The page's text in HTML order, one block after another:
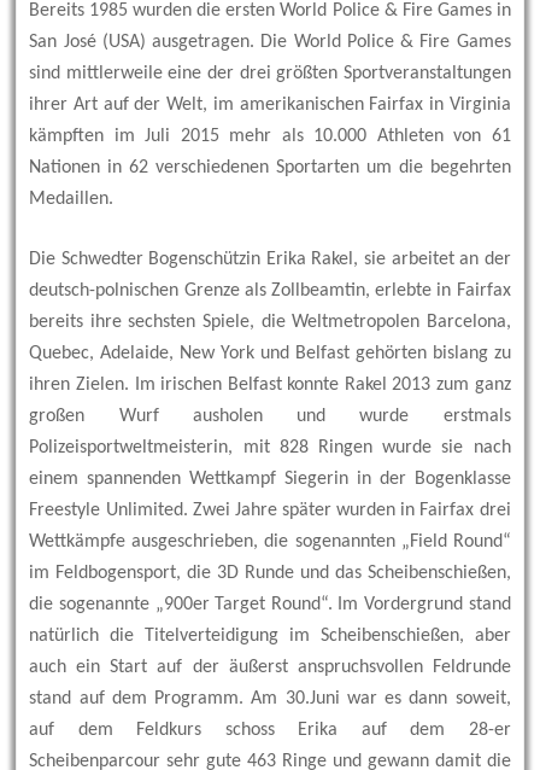
Bereits 1985 wurden die ersten World Police & Fire Games in
San José (USA) ausgetragen. Die World Police & Fire Games
sind mittlerweile eine der drei größten Sportveranstaltungen
ihrer Art auf der Welt, im amerikanischen Fairfax in Virginia
kämpften im Juli 2015 mehr als 10.000 Athleten von 61
Nationen in 62 verschiedenen Sportarten um die begehrten
Medaillen.
Die Schwedter Bogenschützin Erika Rakel, sie arbeitet an der
deutsch-polnischen Grenze als Zollbeamtin, erlebte in Fairfax
bereits ihre sechsten Spiele, die Weltmetropolen Barcelona,
Quebec, Adelaide, New York und Belfast gehörten bislang zu
ihren Zielen. Im irischen Belfast konnte Rakel 2013 zum ganz
großen Wurf ausholen und wurde erstmals
Polizeisportweltmeisterin, mit 828 Ringen wurde sie nach
einem spannenden Wettkampf Siegerin in der Bogenklasse
Freestyle Unlimited. Zwei Jahre später wurden in Fairfax drei
Wettkämpfe ausgeschrieben, die sogenannten „Field Round“
im Feldbogensport, die 3D Runde und das Scheibenschießen,
die sogenannte „900er Target Round“. Im Vordergrund stand
natürlich die Titelverteidigung im Scheibenschießen, aber
auch ein Start auf der äußerst anspruchsvollen Feldrunde
stand auf dem Programm. Am 30.Juni war es dann soweit,
auf dem Feldkurs schoss Erika auf dem 28-er
Scheibenparcour sehr gute 463 Ringe und gewann damit die